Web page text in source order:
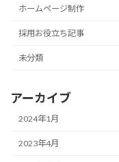
ホームページ制作
採用お役立ち記事
未分類
アーカイブ
2024年1月
2023年4月